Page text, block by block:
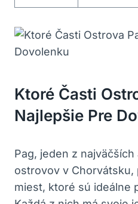
Ktoré Časti
Najlepšie Pre
Pag, jeden z
ostrovov v Chorvátsku,
miest, ktoré sú ideálne